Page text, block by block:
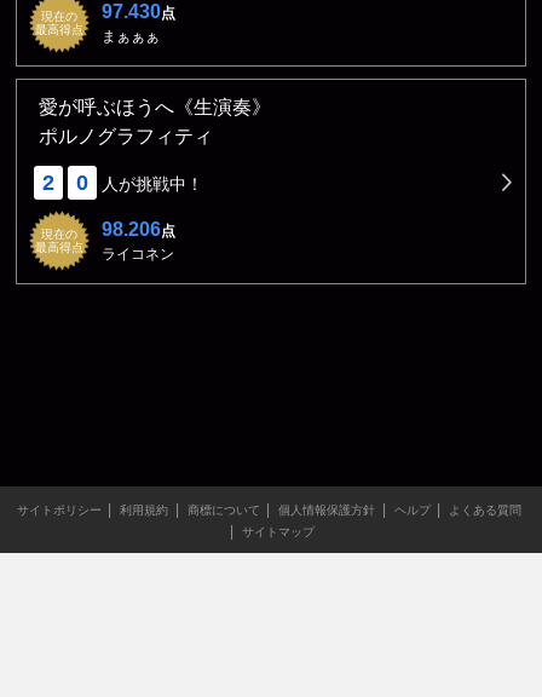
現在の
最高得点
97.430点
まぁぁぁ
愛が呼ぶほうへ《生演奏》
ポルノグラフィティ
2 0 人が挑戦中！
現在の
最高得点
98.206点
ライコネン
サイトポリシー 利用規約 商標について 個人情報保護方針 ヘルプ
よくある質問
サイトマップ